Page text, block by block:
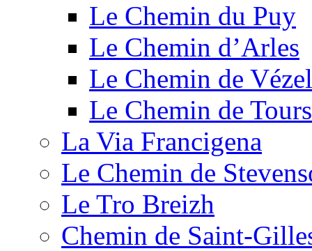
Le Chemin du Puy
Le Chemin d’Arles
Le Chemin de
Le Chemin de Tours
La Via Francigena
Le Chemin de
Le Tro Breizh
Chemin de Saint-